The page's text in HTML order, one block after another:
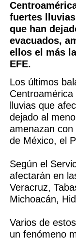
fuertes
que han
evacuados,
ellos el más
EFE.
Los últimos
lluvias que
dejado al
amenazan
de México, el
Según el
afectarán en
Veracruz,
Michoacán,
Varios de
un fenómeno